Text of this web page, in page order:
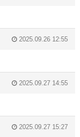
2025.09.26 12:55
2025.09.27 14:55
2025.09.27 15:27